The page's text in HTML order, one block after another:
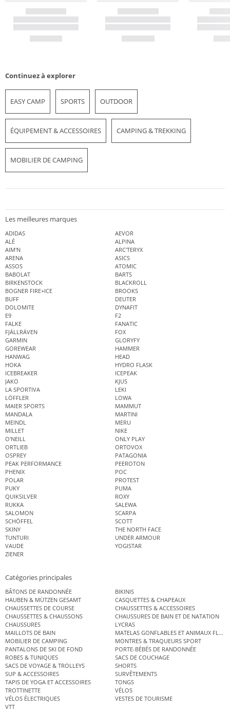
Continuez à explorer
EASY CAMP SPORTS OUTDOOR
ÉQUIPEMENT & ACCESSOIRES CAMPING & TREKKING
MOBILIER DE CAMPING
Les meilleures marques
ADIDAS
AEVOR
ALÉ
ALPINA
AIM'N
ARC'TERYX
ARENA
ASICS
ASSOS
ATOMIC
BABOLAT
BARTS
BIRKENSTOCK
BLACKROLL
BOGNER FIRE+ICE
BROOKS
BUFF
DEUTER
DOLOMITE
DYNAFIT
E9
F2
FALKE
FANATIC
FJÄLLRÄVEN
FOX
GARMIN
GLORYFY
GOREWEAR
HAMMER
HANWAG
HEAD
HOKA
HYDRO FLASK
ICEBREAKER
ICEPEAK
JAKO
KJUS
LA SPORTIVA
LEKI
LÖFFLER
LOWA
MAIER SPORTS
MAMMUT
MANDALA
MARTINI
MEINDL
MERU
MILLET
NIKE
O'NEILL
ONLY PLAY
ORTLIEB
ORTOVOX
OSPREY
PATAGONIA
PEAK PERFORMANCE
PEEROTON
PHENIX
POC
POLAR
PROTEST
PUKY
PUMA
QUIKSILVER
ROXY
RUKKA
SALEWA
SALOMON
SCARPA
SCHÖFFEL
SCOTT
SKINY
THE NORTH FACE
TUNTURI
UNDER ARMOUR
VAUDE
YOGISTAR
ZIENER
Catégories principales
BÂTONS DE RANDONNÉE
BIKINIS
HAUBEN & MÜTZEN GESAMT
CASQUETTES & CHAPEAUX
CHAUSSETTES DE COURSE
CHAUSSETTES & ACCESSOIRES
CHAUSSETTES & CHAUSSONS
CHAUSSURES DE BAIN ET DE NATATION
CHAUSSURES
LYCRAS
MAILLOTS DE BAIN
MATELAS GONFLABLES ET ANIMAUX
MOBILIER DE CAMPING
MONTRES & TRAQUEURS SPORT
PANTALONS DE SKI DE FOND
PORTE-BÉBÉS DE RANDONNÉE
ROBES & TUNIQUES
SACS DE COUCHAGE
SACS DE VOYAGE & TROLLEYS
SHORTS
SUP & ACCESSOIRES
SURVÊTEMENTS
TAPIS DE YOGA ET ACCESSOIRES
TONGS
TROTTINETTE
VÉLOS
VÉLOS ÉLECTRIQUES
VESTES DE TOURISME
VTT